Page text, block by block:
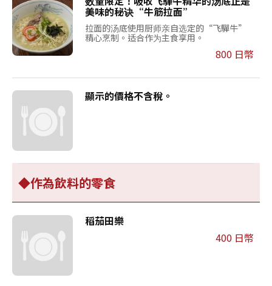
美味的秘诀“牛筋拉面”
拉面的汤底使用厨师亲自选定的“飞驒牛”
精心烹制。适合作为主食享用。
800 日幣
顯示的價格不含稅。
◆作為飲料的零食
稻茄田樂
400 日幣